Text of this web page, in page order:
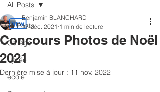
All Posts
Collège
Lycée
école
All Posts
Concours Photos de Noël
2021
Benjamin BLANCHARD
17 déc. 2021 1 min de lecture
Dernière mise à jour : 11 nov. 2022